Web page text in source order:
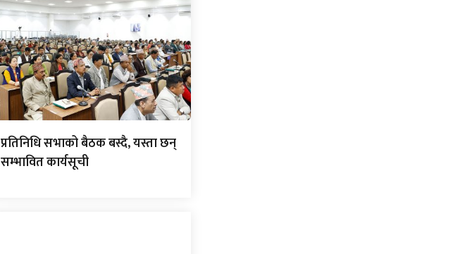
प्रतिनिधि सभाको बैठक बस्दै, यस्ता छन्
सम्भावित कार्यसूची